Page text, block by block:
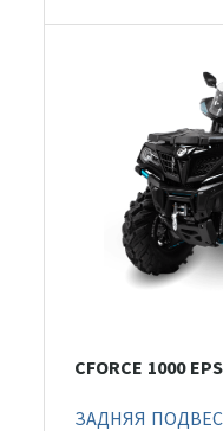
CFORCE 1000
ЗАДНЯЯ